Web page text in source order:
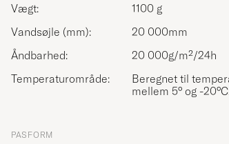
Vægt:
1100 g
Vandsøjle (mm):
20 000mm
Åndbarhed:
20 000g/m²/24h
Temperaturområde:
Beregnet til
mellem 5° og -
PASFORM